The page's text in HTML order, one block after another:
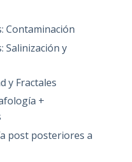
Contaminación
Salinización y
y Fractales
+
post posteriores a